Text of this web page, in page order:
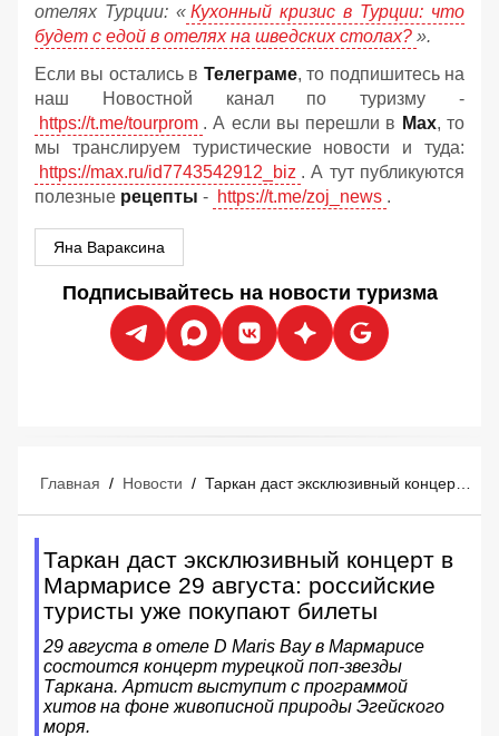
отелях Турции: « Кухонный кризис в Турции: что
будет с едой в отелях на шведских столах? ».
Если вы остались в Телеграме, то подпишитесь на
наш Новостной канал по туризму -
https://t.me/tourprom . А если вы перешли в Мах, то
мы транслируем туристические новости и туда:
https://max.ru/id7743542912_biz . А тут публикуются
полезные рецепты - https://t.me/zoj_news .
Яна Вараксина
Подписывайтесь на новости туризма
Главная / Новости /
Таркан даст эксклюзивный концерт в
Мармарисе 29 августа: российские
туристы уже покупают билеты
29 августа в отеле D Maris Bay в Мармарисе
состоится концерт турецкой поп-звезды
Таркана. Артист выступит с программой
хитов на фоне живописной природы Эгейского
моря.